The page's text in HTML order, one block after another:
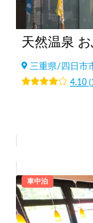
三重県/ 四日市
4.10(
車中泊